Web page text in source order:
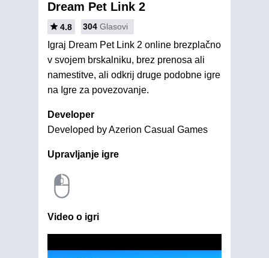
Dream Pet Link 2
4.8 304 Glasovi
Igraj Dream Pet Link 2 online brezplačno
v svojem brskalniku, brez prenosa ali
namestitve, ali odkrij druge podobne igre
na Igre za povezovanje.
Developer
Developed by Azerion Casual Games
Upravljanje igre
Video o igri